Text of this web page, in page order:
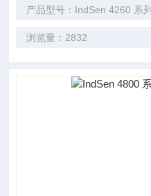
产品型号：IndSen 4260 系列
浏览量：2832